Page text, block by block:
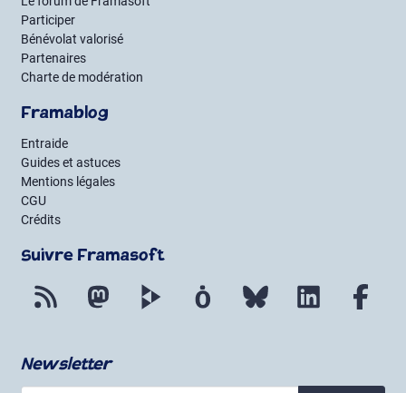
Participer
Bénévolat valorisé
Partenaires
Charte de modération
Framablog
Entraide
Guides et astuces
Mentions légales
CGU
Crédits
Suivre Framasoft
Flux RSS Mastodon PeerTube Mobilizon Bluesky LinkedIn
Newsletter